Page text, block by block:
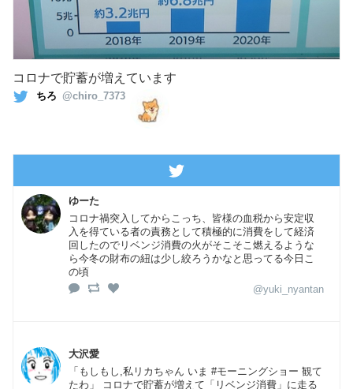
コロナで貯蓄が増えています
ちろ @chiro_7373
ゆーた
コロナ禍突入してからこっち、皆様の血税から安定収
入を得ている者の責務として積極的に消費をして経済
回したのでリベンジ消費の火がそこそこ燃えるような
ら今冬の財布の紐は少し絞ろうかなと思ってる今日こ
の頃
@yuki_nyantan
大沢愛
「もしもし,私リカちゃん いま #モーニングショー 観て
たわ」 コロナで貯蓄が増えて「リベンジ消費」に走る